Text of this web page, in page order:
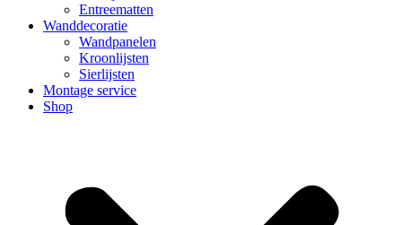
Entreematten
Wanddecoratie
Wandpanelen
Kroonlijsten
Sierlijsten
Montage service
Shop